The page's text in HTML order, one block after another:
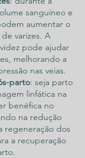
sanguíneo e
aumentar o
varizes. A
pode ajudar
melhorando a
nas veias.
parto: seja parto
linfática na
benéfica no
na redução
regeneração dos
a recuperação